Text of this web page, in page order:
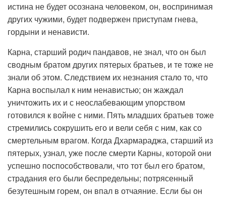
истина не будет осознана человеком, он, воспринимая
других чужими, будет подвержен приступам гнева,
гордыни и ненависти.
Карна, старший родич пандавов, не знал, что он был
сводным братом других пятерых братьев, и те тоже не
знали об этом. Следствием их незнания стало то, что
Карна воспылал к ним ненавистью; он жаждал
уничтожить их и с неослабевающим упорством
готовился к войне с ними. Пять младших братьев тоже
стремились сокрушить его и вели себя с ним, как со
смертельным врагом. Когда Дхармараджа, старший из
пятерых, узнал, уже после смерти Карны, которой они
успешно поспособствовали, что тот был его братом,
страдания его были беспредельны; потрясенный
безутешным горем, он впал в отчаяние. Если бы он